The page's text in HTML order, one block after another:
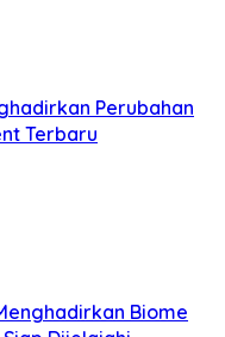
Perubahan
Terbaru
Biome